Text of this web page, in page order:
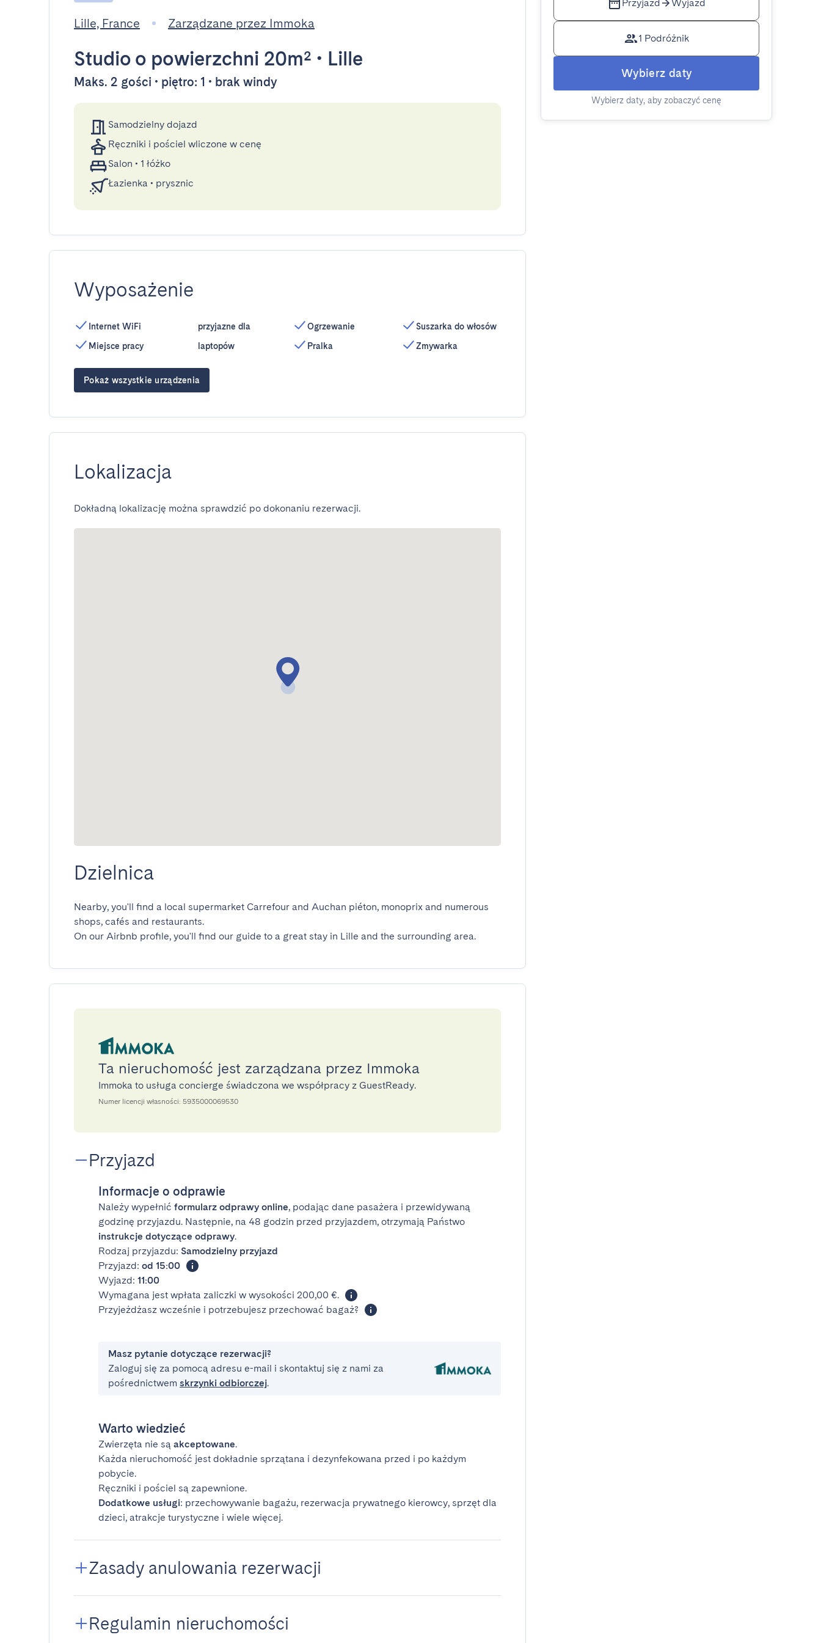
Lille, France Zarządzane przez Immoka
Studio o powierzchni 20m² • Lille
Maks. 2 gości • piętro: 1 • brak windy
Samodzielny dojazd
Ręczniki i pościel wliczone w cenę
Salon • 1 łóżko
Łazienka • prysznic
Wyposażenie
Internet WiFi
Miejsce pracy
przyjazne dla
laptopów
Ogrzewanie
Pralka
Suszarka do włosów
Zmywarka
Pokaż wszystkie urządzenia
Lokalizacja
Dokładną lokalizację można sprawdzić po dokonaniu rezerwacji.
Dzielnica
Nearby, you'll find a local supermarket Carrefour and Auchan piéton, monoprix and numerous
shops, cafés and restaurants.
On our Airbnb profile, you'll find our guide to a great stay in Lille and the surrounding area.
Ta nieruchomość jest zarządzana przez Immoka
Immoka to usługa concierge świadczona we współpracy z GuestReady.
Numer licencji własności: 5935000069530
Przyjazd
Informacje o odprawie
Należy wypełnić formularz odprawy online, podając dane pasażera i przewidywaną
godzinę przyjazdu. Następnie, na 48 godzin przed przyjazdem, otrzymają Państwo
instrukcje dotyczące odprawy.
Rodzaj przyjazdu: Samodzielny przyjazd
Przyjazd: od 15:00
Wyjazd: 11:00
Wymagana jest wpłata zaliczki w wysokości 200,00 €.
Przyjeżdżasz wcześnie i potrzebujesz przechować bagaż?
Masz pytanie dotyczące rezerwacji?
Zaloguj się za pomocą adresu e-mail i skontaktuj się z nami za
pośrednictwem skrzynki odbiorczej.
Warto wiedzieć
Zwierzęta nie są akceptowane.
Każda nieruchomość jest dokładnie sprzątana i dezynfekowana przed i po każdym
pobycie.
Ręczniki i pościel są zapewnione.
Dodatkowe usługi: przechowywanie bagażu, rezerwacja prywatnego kierowcy, sprzęt dla
dzieci, atrakcje turystyczne i wiele więcej.
Zasady anulowania rezerwacji
Regulamin nieruchomości
Przyjazd Wyjazd
1 Podróżnik
Wybierz daty
Wybierz daty, aby zobaczyć cenę